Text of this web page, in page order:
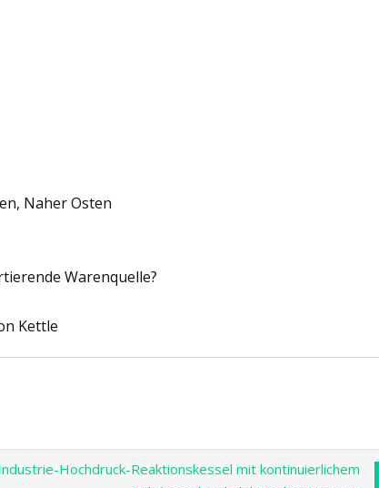
Naher Osten
Warenquelle?
Hochdruck-Reaktionskessel mit kontinuierlichem